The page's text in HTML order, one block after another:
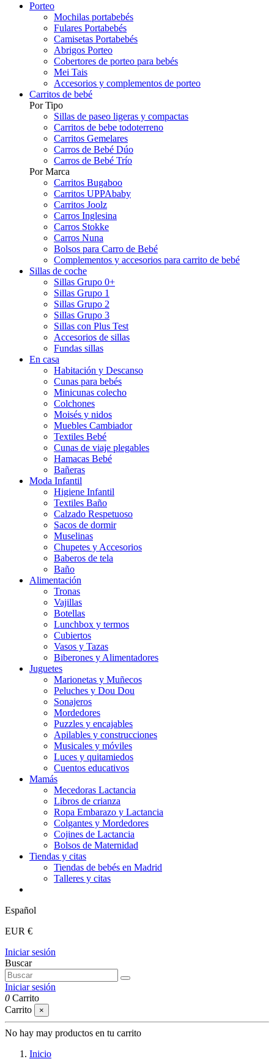
Porteo
Mochilas portabebés
Fulares Portabebés
Camisetas Portabebés
Abrigos Porteo
Cobertores de porteo para bebés
Mei Tais
Accesorios y complementos de porteo
Carritos de bebé
Por Tipo
Sillas de paseo ligeras y compactas
Carritos de bebe todoterreno
Carritos Gemelares
Carros de Bebé Dúo
Carros de Bebé Trío
Por Marca
Carritos Bugaboo
Carritos UPPAbaby
Carritos Joolz
Carros Inglesina
Carros Stokke
Carros Nuna
Bolsos para Carro de Bebé
Complementos y accesorios para carrito de bebé
Sillas de coche
Sillas Grupo 0+
Sillas Grupo 1
Sillas Grupo 2
Sillas Grupo 3
Sillas con Plus Test
Accesorios de sillas
Fundas sillas
En casa
Habitación y Descanso
Cunas para bebés
Minicunas colecho
Colchones
Moisés y nidos
Muebles Cambiador
Textiles Bebé
Cunas de viaje plegables
Hamacas Bebé
Bañeras
Moda Infantil
Higiene Infantil
Textiles Baño
Calzado Respetuoso
Sacos de dormir
Muselinas
Chupetes y Accesorios
Baberos de tela
Baño
Alimentación
Tronas
Vajillas
Botellas
Lunchbox y termos
Cubiertos
Vasos y Tazas
Biberones y Alimentadores
Juguetes
Marionetas y Muñecos
Peluches y Dou Dou
Sonajeros
Mordedores
Puzzles y encajables
Apilables y construcciones
Musicales y móviles
Luces y quitamiedos
Cuentos educativos
Mamás
Mecedoras Lactancia
Libros de crianza
Ropa Embarazo y Lactancia
Colgantes y Mordedores
Cojines de Lactancia
Bolsos de Maternidad
Tiendas y citas
Tiendas de bebés en Madrid
Talleres y citas
Español
EUR €
Iniciar sesión
Buscar
Iniciar sesión
0 Carrito
Carrito
×
No hay may productos en tu carrito
Inicio